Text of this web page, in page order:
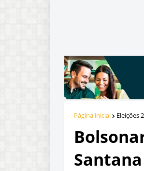
Página inicial Eleições